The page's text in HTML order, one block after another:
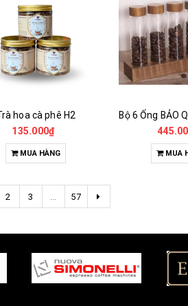
hoa cà phê H2
135.000₫
MUA HÀNG MUA
2 3 ... 57